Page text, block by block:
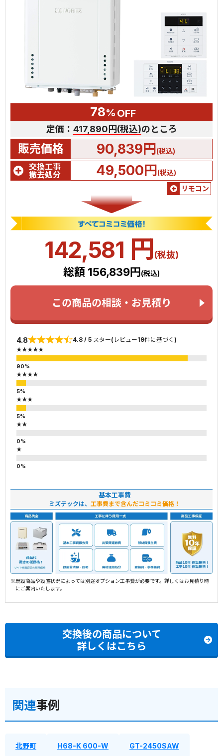
78% OFF
定価： 417,890円(税込)のところ
販売価格 90,839円(税込)
交換工事
撤去処分
49,500円(税込)
リモコン
142,581 円(税抜)
総額 156,839円 (税込)
この商品の相談・お見積り
4.8 4.8 / 5 スター(レビュー19件に基づく)
★★★★★
★★★★
★★★
★★
★
基本工事費
ミズテックは、 工事費まで含んだコミコミ価格！
※既設商品や設置状況によっては別途オプション工事費が必要です。詳しくはお見積り時
にご案内いたします。
交換後の商品について
詳しくはこちら
関連事例
北野町 H68-K 600-W GT-2450SAW